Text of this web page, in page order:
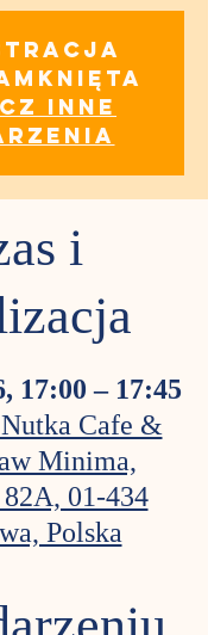
inne
i
17:00 – 17:45
Cafe &
Minima,
01-434
Polska